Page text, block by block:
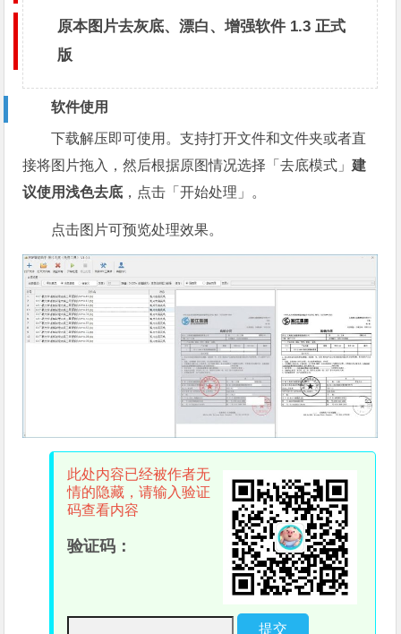
原本图片去灰底、漂白、增强软件 1.3 正式
版
软件使用
下载解压即可使用。支持打开文件和文件夹或者直
接将图片拖入，然后根据原图情况选择「去底模式」建
议使用浅色去底 ，点击「开始处理」。
点击图片可预览处理效果。
此处内容已经被作者无
情的隐藏，请输入验证
码查看内容
验证码：